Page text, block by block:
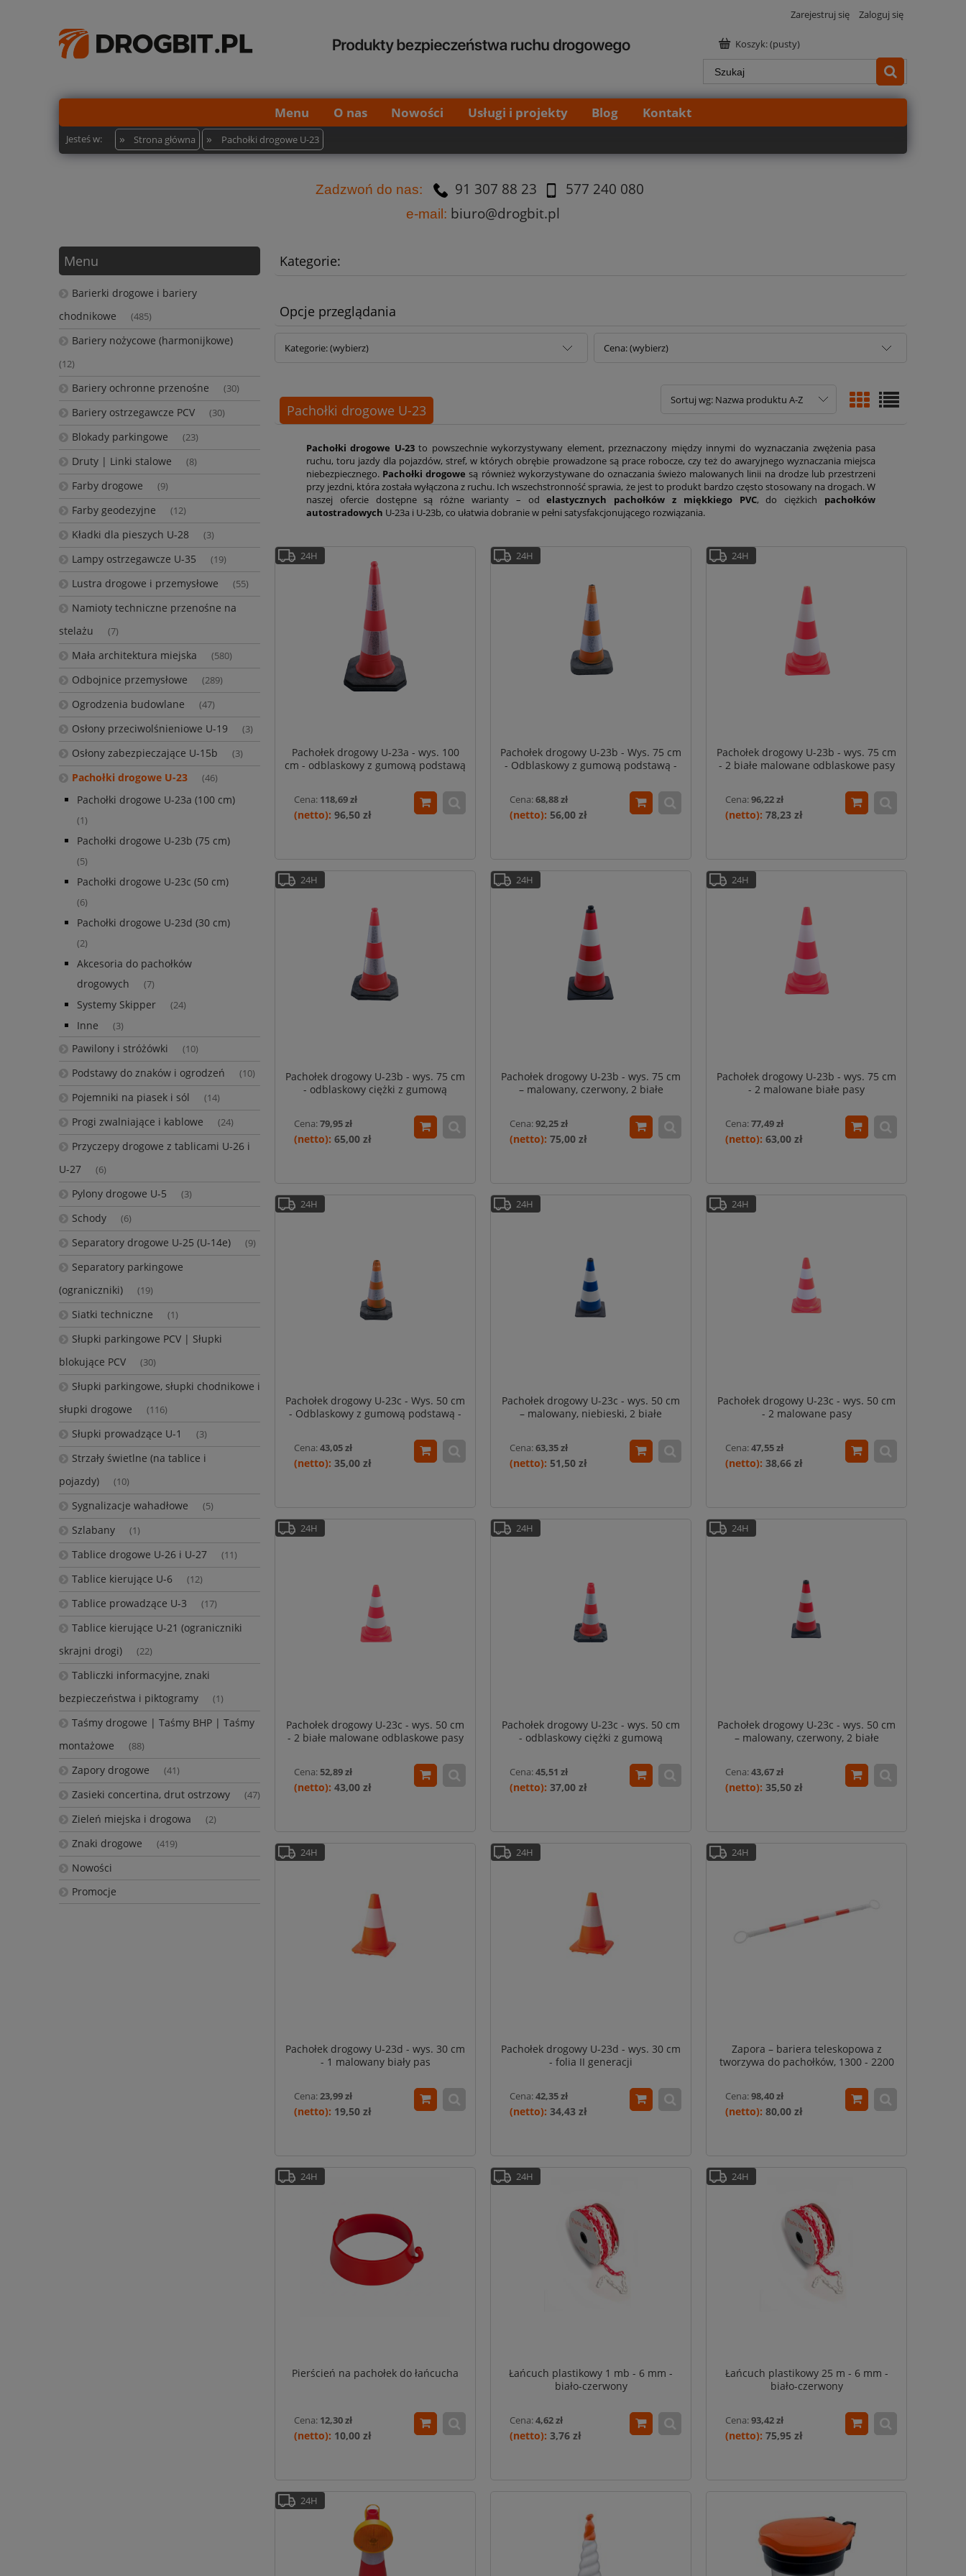
Zarejestruj się Zaloguj się
Koszyk:(pusty)
Menu O nas Nowości Usługi i projekty Blog Kontakt
Jesteś w: » Strona główna » Pachołki drogowe U-23
Zadzwoń do nas: 91 307 88 23 577 240 080
e-mail: biuro@drogbit.pl
Menu
Barierki drogowe i bariery
chodnikowe
(485)
Bariery nożycowe (harmonijkowe)
(12)
Bariery ochronne przenośne (30)
Bariery ostrzegawcze PCV (30)
Blokady parkingowe (23)
Druty | Linki stalowe (8)
Farby drogowe (9)
Farby geodezyjne (12)
Kładki dla pieszych U-28 (3)
Lampy ostrzegawcze U-35 (19)
Lustra drogowe i przemysłowe (55)
Namioty techniczne przenośne na
stelażu
(7)
Mała architektura miejska (580)
Odbojnice przemysłowe (289)
Ogrodzenia budowlane (47)
Osłony przeciwolśnieniowe U-19 (3)
Osłony zabezpieczające U-15b (3)
Pachołki drogowe U-23 (46)
Pachołki drogowe U-23a (100 cm)
(1)
Pachołki drogowe U-23b (75 cm)
(5)
Pachołki drogowe U-23c (50 cm)
(6)
Pachołki drogowe U-23d (30 cm)
(2)
Akcesoria do pachołków
drogowych
(7)
Systemy Skipper (24)
Inne (3)
Pawilony i stróżówki (10)
Podstawy do znaków i ogrodzeń (10)
Pojemniki na piasek i sól (14)
Progi zwalniające i kablowe (24)
Przyczepy drogowe z tablicami U-26 i
U-27
(6)
Pylony drogowe U-5 (3)
Schody (6)
Separatory drogowe U-25 (U-14e) (9)
Separatory parkingowe
(ograniczniki)
(19)
Siatki techniczne (1)
Słupki parkingowe PCV | Słupki
blokujące PCV
(30)
Słupki parkingowe, słupki chodnikowe i
słupki drogowe
(116)
Słupki prowadzące U-1 (3)
Strzały świetlne (na tablice i
pojazdy)
(10)
Sygnalizacje wahadłowe (5)
Szlabany (1)
Tablice drogowe U-26 i U-27 (11)
Tablice kierujące U-6 (12)
Tablice prowadzące U-3 (17)
Tablice kierujące U-21 (ograniczniki
skrajni drogi)
(22)
Tabliczki informacyjne, znaki
bezpieczeństwa i piktogramy
(1)
Taśmy drogowe | Taśmy BHP | Taśmy
montażowe
(88)
Zapory drogowe (41)
Zasieki concertina, drut ostrzowy (47)
Zieleń miejska i drogowa (2)
Znaki drogowe (419)
Nowości
Promocje
Kategorie:
Opcje przeglądania
Kategorie: (wybierz) Cena: (wybierz)
Pachołki drogowe U-23
Sortuj wg: Nazwa produktu A-Z
Pachołki drogowe U-23to powszechnie wykorzystywany element, przeznaczony między innymi do wyznaczania zwężenia pasa
ruchu, toru jazdy dla pojazdów, stref, w których obrębie prowadzone są prace robocze, czy też do awaryjnego wyznaczania miejsca
niebezpiecznego. Pachołki drogowe są również wykorzystywane do oznaczania świeżo malowanych linii na drodze lub przestrzeni
przy jezdni, która została wyłączona z ruchu. Ich wszechstronność sprawia, że jest to produkt bardzo często stosowany na drogach. W
naszej ofercie dostępne są różne warianty – odelastycznych pachołków z miękkiego PVC, do ciężkich pachołków
autostradowych U-23a i U-23b, co ułatwia dobranie w pełni satysfakcjonującego rozwiązania.
Pachołek drogowy U-23a - wys. 100
cm - odblaskowy z gumową podstawą
Cena: 118,69 zł
96,50 zł
24H
Pachołek drogowy U-23b - Wys. 75 cm
- Odblaskowy z gumową podstawą -
Cena:68,88 zł
56,00 zł
24H
Pachołek drogowy U-23b - wys. 75 cm
- 2 białe malowane odblaskowe pasy
Cena:96,22 zł
78,23 zł
24H
Pachołek drogowy U-23b - wys. 75 cm
- odblaskowy ciężki z gumową
Cena:79,95 zł
65,00 zł
24H
Pachołek drogowy U-23b - wys. 75 cm
– malowany, czerwony, 2 białe
Cena:92,25 zł
75,00 zł
24H
Pachołek drogowy U-23b - wys. 75 cm
- 2 malowane białe pasy
Cena:77,49 zł
63,00 zł
24H
Pachołek drogowy U-23c - Wys. 50 cm
- Odblaskowy z gumową podstawą -
Cena:43,05 zł
35,00 zł
24H
Pachołek drogowy U-23c - wys. 50 cm
– malowany, niebieski, 2 białe
Cena:63,35 zł
51,50 zł
24H
Pachołek drogowy U-23c - wys. 50 cm
- 2 malowane pasy
Cena:47,55 zł
38,66 zł
24H
Pachołek drogowy U-23c - wys. 50 cm
- 2 białe malowane odblaskowe pasy
Cena:52,89 zł
43,00 zł
24H
Pachołek drogowy U-23c - wys. 50 cm
- odblaskowy ciężki z gumową
Cena:45,51 zł
37,00 zł
24H
Pachołek drogowy U-23c - wys. 50 cm
– malowany, czerwony, 2 białe
Cena:43,67 zł
35,50 zł
24H
Pachołek drogowy U-23d - wys. 30 cm
- 1 malowany biały pas
Cena:23,99 zł
19,50 zł
24H
Pachołek drogowy U-23d - wys. 30 cm
- folia II generacji
Cena:42,35 zł
34,43 zł
24H
Zapora – bariera teleskopowa z
tworzywa do pachołków, 1300 - 2200
Cena:98,40 zł
80,00 zł
24H
Pierścień na pachołek do łańcucha
Cena: 12,30 zł
10,00 zł
24H
Łańcuch plastikowy 1 mb - 6 mm -
biało-czerwony
Cena:4,62 zł
3,76 zł
24H
Łańcuch plastikowy 25 m - 6 mm -
biało-czerwony
Cena:93,42 zł
75,95 zł
24H
24H